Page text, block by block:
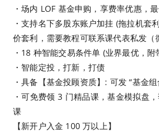
・场内 LOF 基金申购，享费率优惠，最
・支持名下多股东账户加挂 (拖拉机套
价套利，需要教程可联系课代表私发（
・18 种智能交易条件单 (业界最优，附
・智能定投，打新，打债
・具备【基金投顾资质】: 可发 “基金组
・可免费领 3 门精品课，基金模拟盘
课
【新开户入金 100 万以上】